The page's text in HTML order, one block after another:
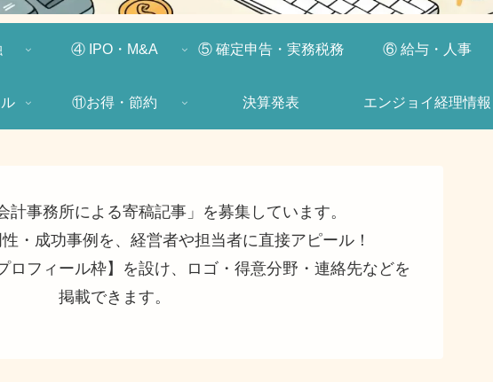
④ IPO・M&A ⑤ 確定申告・実務税務 ⑥ 給与・人事
⑪お得・節約 決算発表 エンジョイ経理情報
計事務所による寄稿記事」を募集しています。
・成功事例を、経営者や担当者に直接アピール！
ロフィール枠】を設け、ロゴ・得意分野・連絡先などを
掲載できます。